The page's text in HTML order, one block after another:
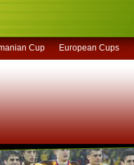
Cup European Cups